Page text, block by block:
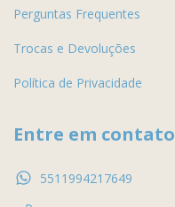
Perguntas Frequentes
Trocas e Devoluções
Política de Privacidade
Entre em contato
5511994217649